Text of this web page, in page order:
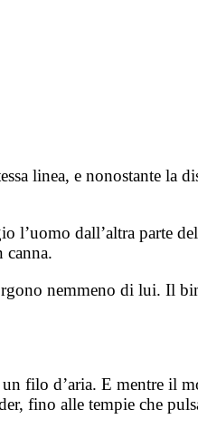
linea, e nonostante la
l’uomo dall’altra parte
canna.
nemmeno di lui. Il
filo d’aria. E mentre il
fino alle tempie che